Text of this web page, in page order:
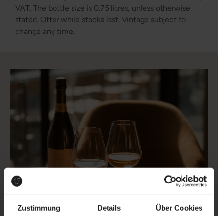
Zustimmung Details Über Cookies
VAT. The bottle size is 0.75 litres, unless otherwise
stated. Offer while stocks last. Vintage subject to
change any time.